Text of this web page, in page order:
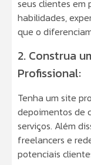
seus clientes em
habilidades,
que o
2. Construa
Profissional:
Tenha um site
depoimentos de
serviços. Além
freelancers e
potenciais